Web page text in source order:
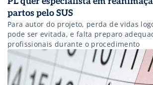
partos pelo SUS
Para autor do projeto, perda de vidas
pode ser evitada, e falta preparo
profissionais durante o procedimento